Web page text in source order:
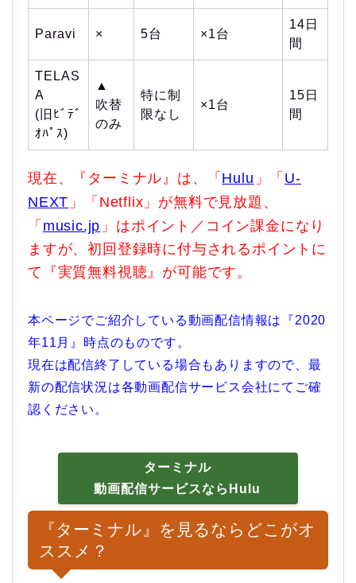
Paravi × 5台 ×1台
14日
間
TELAS
A
(旧ﾋﾞﾃﾞ
ｵﾊﾟｽ)
▲
吹替
のみ
特に制
限なし
×1台
15日
間
現在、『ターミナル』は、「 Hulu 」「 U-
NEXT 」「Netflix」が無料で見放題、
「 music.jp 」はポイント／コイン課金になり
ますが、初回登録時に付与されるポイントに
て『実質無料視聴』が可能です。
本ページでご紹介している動画配信情報は『2020
年11月』時点のものです。
現在は配信終了している場合もありますので、最
新の配信状況は各動画配信サービス会社にてご確
認ください。
ターミナル
動画配信サービスならHulu
『ターミナル』を見るならどこがオ
ススメ？